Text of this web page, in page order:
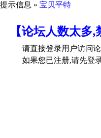
提示信息 » 宝贝平特
【论坛人数太
请直接登录用户访问
如果您已注册,请先登